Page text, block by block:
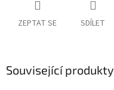
ZEPTAT SE SDÍLET
Související produkty